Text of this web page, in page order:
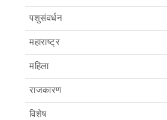
पशुसंवर्धन
महाराष्ट्र
महिला
राजकारण
विशेष